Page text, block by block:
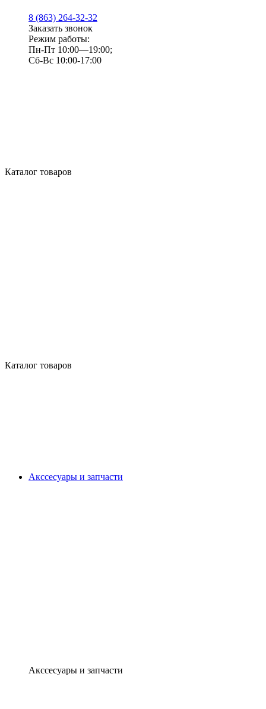
8 (863) 264-32-32
Заказать звонок
Режим работы:
Пн-Пт 10:00—19:00;
Сб-Вс 10:00-17:00
Каталог товаров
Каталог товаров
Акссесуары и запчасти
Акссесуары и запчасти